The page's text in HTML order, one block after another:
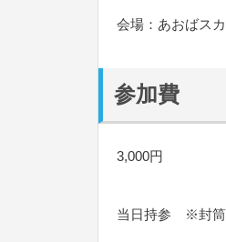
会場：あおばス
参加費
3,000円
当日持参 ※封筒